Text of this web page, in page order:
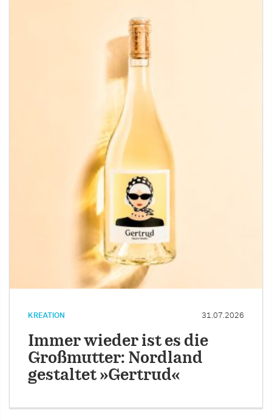
KREATION 31.07.2026
Immer wieder ist es die
Großmutter: Nordland
gestaltet »Gertrud«